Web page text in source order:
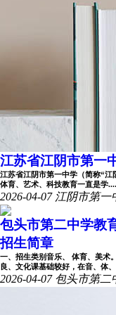
江苏省江阴市第一
江苏省江阴市第一中学（简称“江
体育、艺术、科技教育一直是学
2026-04-07 江阴市第一
包头市第二中学教
招生简章
一、招生类别音乐、 体育、美术
良、文化课基础较好，在音、体
2026-04-07 包头市第二